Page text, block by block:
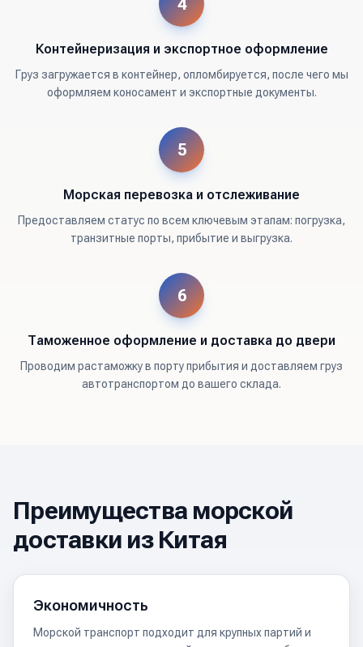
4
Контейнеризация и экспортное оформление
Груз загружается в контейнер, опломбируется, после чего мы
оформляем коносамент и экспортные документы.
5
Морская перевозка и отслеживание
Предоставляем статус по всем ключевым этапам: погрузка,
транзитные порты, прибытие и выгрузка.
6
Таможенное оформление и доставка до двери
Проводим растаможку в порту прибытия и доставляем груз
автотранспортом до вашего склада.
Преимущества морской
доставки из Китая
Экономичность
Морской транспорт подходит для крупных партий и